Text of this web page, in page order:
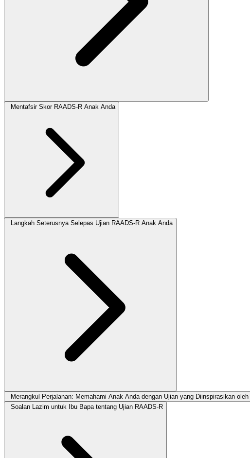
Mentafsir Skor RAADS-R Anak Anda
Langkah Seterusnya Selepas Ujian RAADS-R Anak Anda
Merangkul Perjalanan: Memahami Anak Anda dengan Ujian yang Diinspirasikan
Soalan Lazim untuk Ibu Bapa tentang Ujian RAADS-R